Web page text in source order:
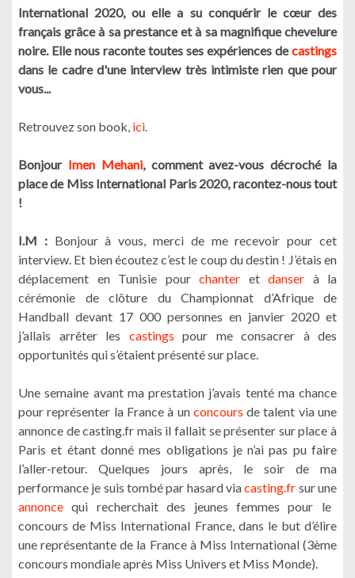
International 2020, ou elle a su conquérir le cœur des
français grâce à sa prestance et à sa magnifique chevelure
noire. Elle nous raconte toutes ses expériences decastings
dans le cadre d'une interview très intimiste rien que pour
vous...
Retrouvez son book, ici.
Bonjour Imen Mehani, comment avez-vous décroché la
place de Miss International Paris 2020, racontez-nous tout
!
I.M : Bonjour à vous, merci de me recevoir pour cet
interview. Et bien écoutez c’est le coup du destin ! J’étais en
déplacement en Tunisie pour chanter et danser à la
cérémonie de clôture du Championnat d’Afrique de
Handball devant 17 000 personnes en janvier 2020 et
j’allais arrêter les castings pour me consacrer à des
opportunités qui s’étaient présenté sur place.
Une semaine avant ma prestation j’avais tenté ma chance
pour représenter la France à un concours de talent via une
annonce de casting.fr mais il fallait se présenter sur place à
Paris et étant donné mes obligations je n’ai pas pu faire
l’aller-retour. Quelques jours après, le soir de ma
performance je suis tombé par hasard viacasting.fr sur une
annonce qui recherchait des jeunes femmes pour le
concours de Miss International France, dans le but d’élire
une représentante de la France à Miss International (3ème
concours mondiale après Miss Univers et Miss Monde).